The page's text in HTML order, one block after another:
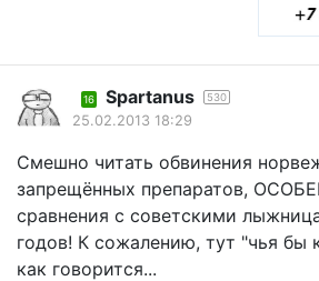
16 Spartanus 530
25.02.2013 18:29
Смешно читать обвинения
запрещённых препаратов,
сравнения с советскими
годов! К сожалению, тут "чья бы
как говорится...